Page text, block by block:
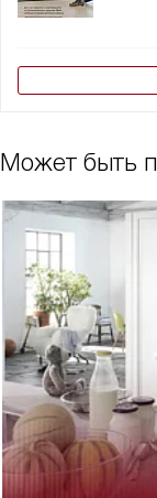
Может быть